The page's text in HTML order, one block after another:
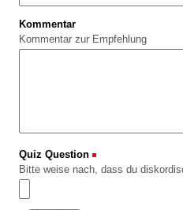
Kommentar
Kommentar zur Empfehlung
Quiz Question
Bitte weise nach, dass du